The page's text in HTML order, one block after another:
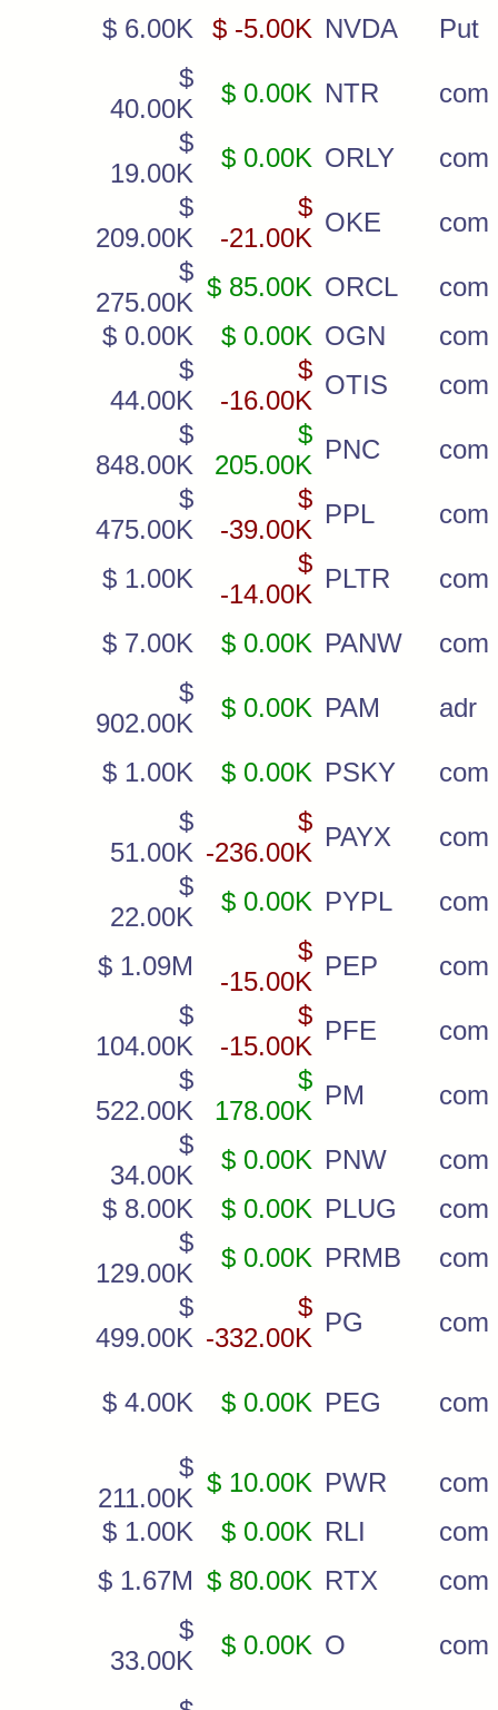
$ 6.00K $ -5.00K NVDA
Put
$
40.00K
$ 0.00K NTR
com
$
19.00K
$ 0.00K ORLY
com
$
209.00K
$
-21.00K
OKE
com
$
275.00K
$ 85.00K ORCL
com
$ 0.00K
$ 0.00K OGN
com
$
44.00K
$
-16.00K
OTIS
com
$
848.00K
$
205.00K
PNC
com
$
475.00K
$
-39.00K
PPL com
$ 1.00K
$
-14.00K
PLTR com
$ 7.00K $ 0.00K PANW
com
$
902.00K
$ 0.00K PAM adr
$ 1.00K $ 0.00K PSKY
com
$
51.00K
$
-236.00K
PAYX
com
$
22.00K
$ 0.00K PYPL com
$ 1.09M
$
-15.00K
PEP
com
$
104.00K
$
-15.00K
PFE
com
$
522.00K
$
178.00K
PM
com
$
34.00K
$ 0.00K PNW
com
$ 8.00K
$ 0.00K PLUG
com
$
129.00K
$ 0.00K PRMB
com
$
499.00K
$
-332.00K
PG com
$ 4.00K $ 0.00K PEG com
$
211.00K
$ 10.00K PWR
com
$ 1.00K
$ 0.00K RLI
com
$ 1.67M $ 80.00K RTX
com
$
33.00K
$ 0.00K O com